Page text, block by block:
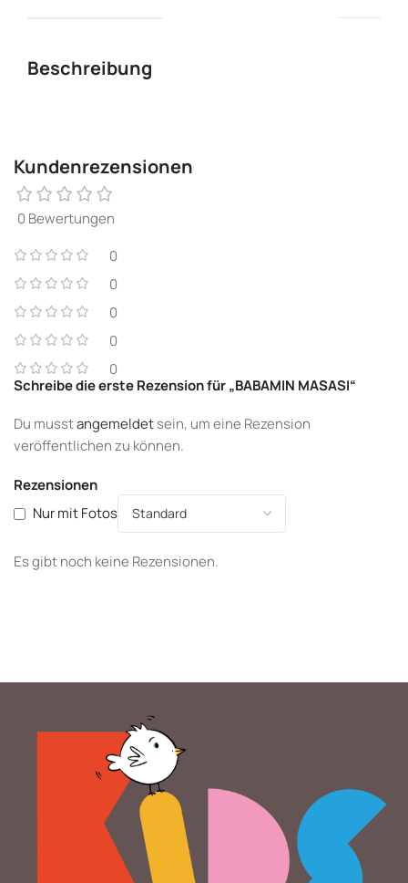
Beschreibung
Kundenrezensionen
0 Bewertungen
0
0
0
0
0
Rezensionen
Nur mit Fotos
Es gibt noch keine Rezensionen.
Schreibe die erste Rezension für „BABAMIN MASASI“
Du musstangemeldetsein, um eine Rezension
veröffentlichen zu können.